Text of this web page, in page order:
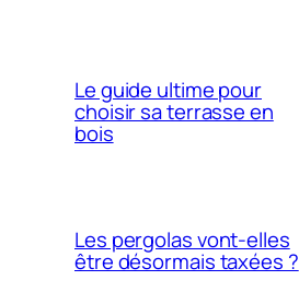
Le guide ultime pour
choisir sa terrasse en
bois
Les pergolas vont-elles
être désormais taxées ?